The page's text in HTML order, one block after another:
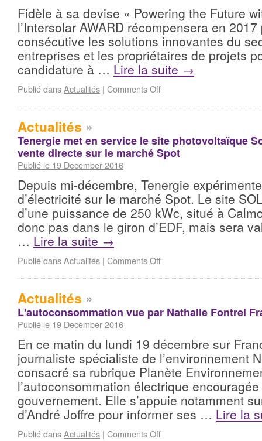
Fidèle à sa devise « Powering the Future
l’Intersolar AWARD récompensera en
consécutive les solutions innovantes du
entreprises et les propriétaires de projets
candidature à … Lire la suite →
Publié dansActualités | Comments Off
Actualités »
Tenergie met en service le site photovoltaïque
vente directe sur le marché Spot
Publié le 19 December 2016
Depuis mi-décembre, Tenergie
d’électricité sur le marché Spot. Le site
d’une puissance de 250 kWc, situé à
donc pas dans le giron d’EDF, mais sera
… Lire la suite →
Publié dansActualités | Comments Off
Actualités »
L'autoconsommation vue par Nathalie Fontrel
Publié le 19 December 2016
En ce matin du lundi 19 décembre sur
journaliste spécialiste de l’environnement
consacré sa rubrique Planète
l’autoconsommation électrique
gouvernement. Elle s’appuie notamment
d’André Joffre pour informer ses … Lire la
Publié dansActualités | Comments Off